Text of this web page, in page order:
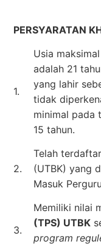
PERSYARATAN
1.
Usia
adalah 21
yang lahir
tidak
minimal pada
15 tahun.
2.
Telah
(UTBK) yang
Masuk
3.
Memiliki nilai
(TPS) UTBK
program